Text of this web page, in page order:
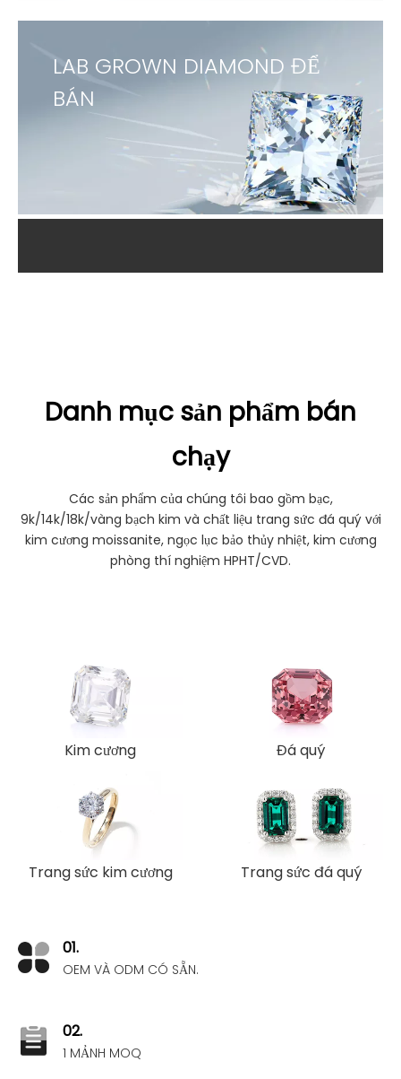
LAB GROWN DIAMOND ĐỂ
BÁN
Danh mục sản phẩm bán
chạy
Các sản phẩm của chúng tôi bao gồm bạc,
9k/14k/18k/vàng bạch kim và chất liệu trang sức đá quý với
kim cương moissanite, ngọc lục bảo thủy nhiệt, kim cương
phòng thí nghiệm HPHT/CVD.
Kim cương Đá quý
Trang sức kim cương Trang sức đá quý
01.
OEM VÀ ODM CÓ SẴN.
02.
1 MẢNH MOQ